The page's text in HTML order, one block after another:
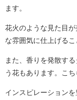
ます。
花火のような見た目
な雰囲気に仕上げるこ
また、香りを発散す
う花もあります。こ
インスピレーションを